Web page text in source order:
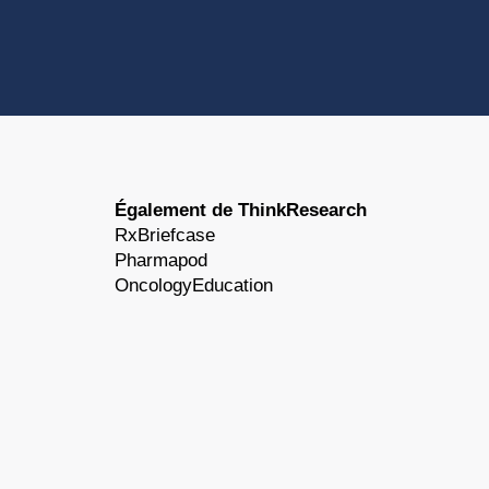
Également de ThinkResearch
RxBriefcase
Pharmapod
OncologyEducation